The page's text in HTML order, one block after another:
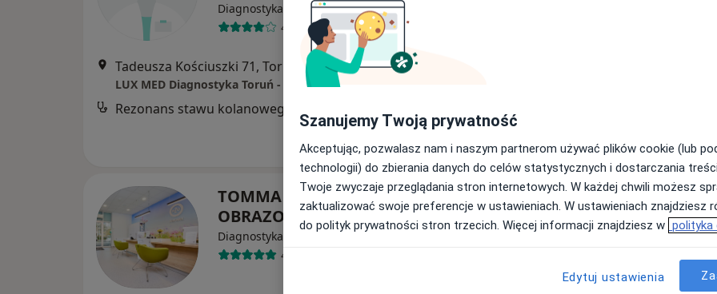
Diagnostyka
4 opinie
Tadeusza Kościuszki 71, Toruń • Mapa
LUX MED Diagnostyka Toruń - Kościuszki 71
Rezonans stawu kolanowego
TOMMA DIAGNOSTYKA
OBRAZOWA -PZU
Diagnostyka
4 opinie
Dziś
8 Sie
Jutro
9 Sie
Pon,
10 Sie
Wt,
11 Sie
Szanujemy Twoją prywatność
Akceptując, pozwalasz nam i naszym partnerom używać plików cookie (lub
technologii) do zbierania danych do celów statystycznych i dostarczania
Twoje zwyczaje przeglądania stron internetowych. W każdej chwili możesz
zaktualizować swoje preferencje w ustawieniach. W ustawieniach znajdziesz
do polityk prywatności stron trzecich. Więcej informacji znajdziesz w polityka
Edytuj ustawienia